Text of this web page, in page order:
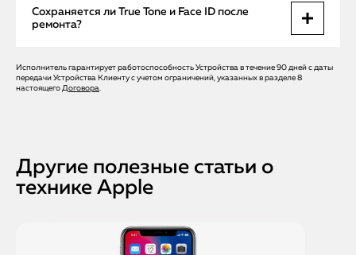
Цена зависит от причины: замена шлейфа дешевле, чем
установка нового дисплея. Мы озвучим точную сумму
Сохраняется ли True Tone и Face ID после
ремонта?
Да, при использовании оригинального дисплея Apple все
функции сохраняются и корректно работают.
Исполнитель гарантирует работоспособность Устройства в течение 90 дней с даты
передачи Устройства Клиенту с учетом ограничений, указанных в разделе 8
настоящего Договора.
Другие полезные статьи о
технике Apple